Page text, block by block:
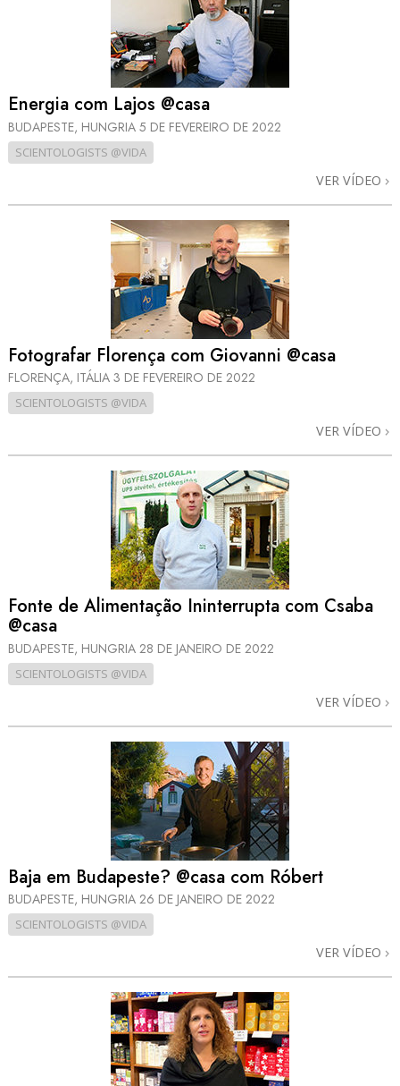
Energia com Lajos @casa
BUDAPESTE, HUNGRIA 5 DE FEVEREIRO DE 2022
SCIENTOLOGISTS @VIDA
VER VÍDEO
Fotografar Florença com Giovanni @casa
FLORENÇA, ITÁLIA 3 DE FEVEREIRO DE 2022
SCIENTOLOGISTS @VIDA
VER VÍDEO
Fonte de Alimentação Ininterrupta com Csaba
@casa
BUDAPESTE, HUNGRIA 28 DE JANEIRO DE 2022
SCIENTOLOGISTS @VIDA
VER VÍDEO
Baja em Budapeste? @casa com Róbert
BUDAPESTE, HUNGRIA 26 DE JANEIRO DE 2022
SCIENTOLOGISTS @VIDA
VER VÍDEO